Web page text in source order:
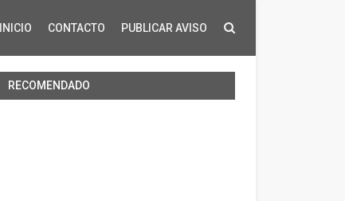
INICIO CONTACTO PUBLICAR AVISO
RECOMENDADO